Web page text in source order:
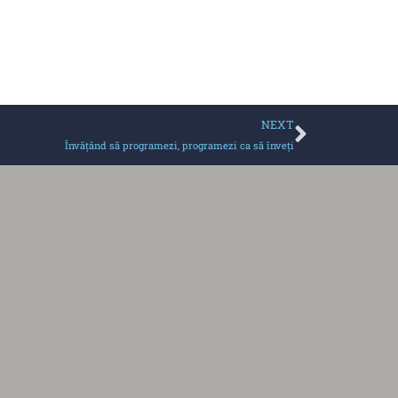
NEXT
Învăţând să programezi, programezi ca să înveţi